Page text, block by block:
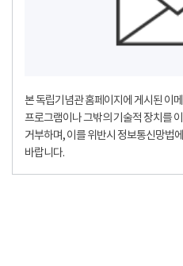
본 독립기념관 홈페이지에 게시된 이
프로그램이나 그밖의 기술적 장치를
거부하며, 이를 위반시 정보통신망법
바랍니다.